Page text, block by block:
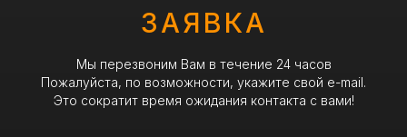
ЗАЯВКА
Мы перезвоним Вам в течение 24 часов
Пожалуйста, по возможности, укажите свой e-mail.
Это сократит время ожидания контакта с вами!